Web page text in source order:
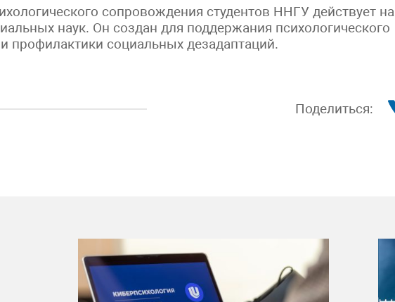
сопровождения студентов ННГУ действует на
наук. Он создан для поддержания психологического
профилактики социальных дезадаптаций.
Поделиться: